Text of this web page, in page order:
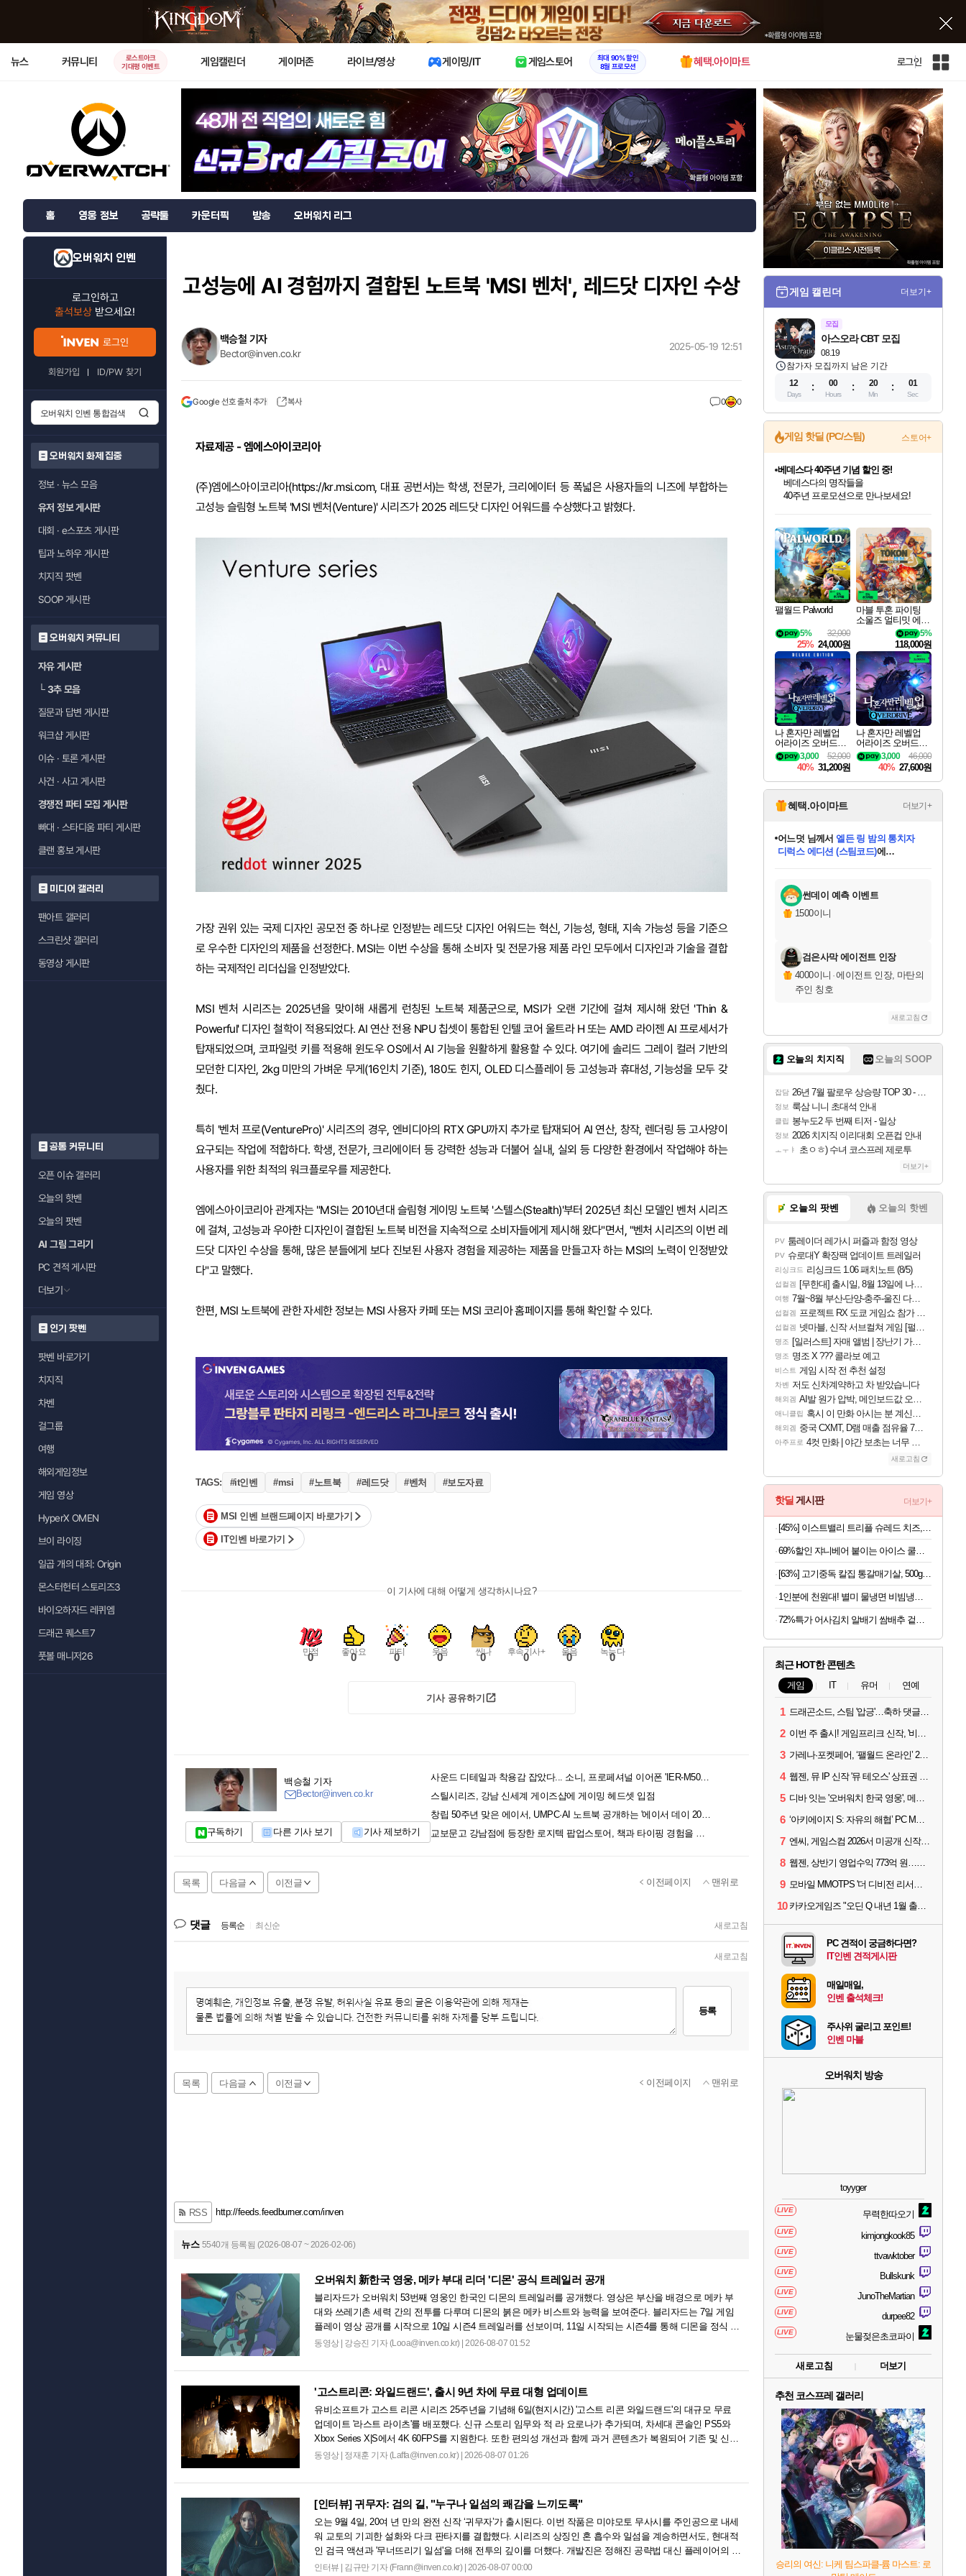
X
뉴스 커뮤니티
로스트아크
기대평 이벤트
게임캘린더 게이머존 라이브/영상 게이밍/IT 게임스토어
최대 90% 할인
8월 프로모션
혜택.아이마트 로그인
인
전
체
사
이
트
맵
홈 영웅 정보 공략툴 카운터픽 방송 오버워치 리그
오버워치 인벤
로그인하고
출석보상 받으세요!
로그인
회원가입 ID/PW 찾기
오버워치 화제 집중
정보 · 뉴스 모음
유저 정보 게시판
대회 · e스포츠 게시판
팁과 노하우 게시판
치지직 팟벤
SOOP 게시판
오버워치 커뮤니티
자유 게시판
└3추 모음
질문과 답변 게시판
워크샵 게시판
이슈 · 토론 게시판
사건 · 사고 게시판
경쟁전 파티 모집 게시판
빠대 · 스타디움 파티 게시판
클랜 홍보 게시판
미디어 갤러리
팬아트 갤러리
스크린샷 갤러리
동영상 게시판
공통 커뮤니티
오픈 이슈 갤러리
오늘의 핫벤
오늘의 팟벤
AI 그림 그리기
PC 견적 게시판
더보기
인기 팟벤
팟벤 바로가기
치지직
차벤
걸그룹
여행
해외게임정보
게임 영상
HyperX OMEN
브이 라이징
일곱 개의 대죄: Origin
몬스터헌터 스토리즈3
바이오하자드 레퀴엠
드래곤 퀘스트7
풋볼 매니저26
고성능에 AI 경험까지 결합된 노트북 'MSI 벤처', 레드닷 디자인 수상
백승철 기자
Bector@inven.co.kr
Google 선호 출처 추가 복사 0 0
2025-05-19 12:51
자료제공 - 엠에스아이코리아
(주)엠에스아이코리아(https://kr.msi.com, 대표 공번서)는 학생, 전문가, 크리에이터 등 폭넓은 사용자들의 니즈에 부합하는
고성능 슬림형 노트북 'MSI 벤처(Venture)' 시리즈가 2025 레드닷 디자인 어워드를 수상했다고 밝혔다.
가장 권위 있는 국제 디자인 공모전 중 하나로 인정받는 레드닷 디자인 어워드는 혁신, 기능성, 형태, 지속 가능성 등을 기준으
로 우수한 디자인의 제품을 선정한다. MSI는 이번 수상을 통해 소비자 및 전문가용 제품 라인 모두에서 디자인과 기술을 결합
하는 국제적인 리더십을 인정받았다.
MSI 벤처 시리즈는 2025년을 맞이해 새롭게 런칭된 노트북 제품군으로, MSI가 오랜 기간에 걸쳐 제시해 왔던 'Thin &
Powerful' 디자인 철학이 적용되었다. AI 연산 전용 NPU 칩셋이 통합된 인텔 코어 울트라 H 또는 AMD 라이젠 AI 프로세서가
탑재되었으며, 코파일럿 키를 적용해 윈도우 OS에서 AI 기능을 원활하게 활용할 수 있다. 여기에 솔리드 그레이 컬러 기반의
모던한 디자인, 2kg 미만의 가벼운 무게(16인치 기준), 180도 힌지, OLED 디스플레이 등 고성능과 휴대성, 기능성을 모두 갖
췄다.
특히 '벤처 프로(VenturePro)' 시리즈의 경우, 엔비디아의 RTX GPU까지 추가로 탑재되어 AI 연산, 창작, 렌더링 등 고사양이
요구되는 작업에 적합하다. 학생, 전문가, 크리에이터 등 강력한 성능과 더불어 실내, 실외 등 다양한 환경에서 작업해야 하는
사용자를 위한 최적의 워크플로우를 제공한다.
엠에스아이코리아 관계자는 "MSI는 2010년대 슬림형 게이밍 노트북 '스텔스(Stealth)'부터 2025년 최신 모델인 벤처 시리즈
에 걸쳐, 고성능과 우아한 디자인이 결합된 노트북 비전을 지속적으로 소비자들에게 제시해 왔다"면서, "벤처 시리즈의 이번 레
드닷 디자인 수상을 통해, 많은 분들에게 보다 진보된 사용자 경험을 제공하는 제품을 만들고자 하는 MSI의 노력이 인정받았
다"고 말했다.
한편, MSI 노트북에 관한 자세한 정보는 MSI 사용자 카페 또는 MSI 코리아 홈페이지를 통해 확인할 수 있다.
TAGS: #it인벤 #msi #노트북 #레드닷 #벤처 #보도자료
MSI 인벤 브랜드페이지 바로가기
IT인벤 바로가기
이 기사에 대해 어떻게 생각하시나요?
만점
0 좋아요
0 파티
0 웃음
0 씬나
0 후속기사+
0 울음
0 녹는다
0
기사 공유하기
백승철 기자
Bector@inven.co.kr
구독하기 다른 기사 보기 기사 제보하기
사운드 디테일과 착용감 잡았다... 소니, 프로페셔널 이어폰 'IER-M500' 공개
스틸시리즈, 강남 신세계 게이즈샵에 게이밍 헤드셋 입점
창립 50주년 맞은 에이서, UMPC·AI 노트북 공개하는 '에이서 데이 2026' 개최
교보문고 강남점에 등장한 로지텍 팝업스토어, 책과 타이핑 경험을 잇는다
목록 다음글 이전글 이전페이지 맨위로
댓글 등록순 최신순 새로고침
새로고침
등록
목록 다음글 이전글 이전페이지 맨위로
RSS http://feeds.feedburner.com/inven
뉴스 5540개 등록됨 (2026-08-07 ~ 2026-02-06)
오버워치 新한국 영웅, 메카 부대 리더 '디몬' 공식 트레일러 공개
블리자드가 오버워치 53번째 영웅인 한국인 디몬의 트레일러를 공개했다. 영상은 부산을 배경으로 메카 부
대와 쓰레기촌 세력 간의 전투를 다루며 디몬의 붉은 메카 비스트와 능력을 보여준다. 블리자드는 7일 게임
플레이 영상 공개를 시작으로 10일 시즌4 트레일러를 선보이며, 11일 시작되는 시즌4를 통해 디몬을 정식 출
시할 예정이다. 향후 메카 부대와 탈론의 대립이 본격화될 전망이다....
동영상 강승진 기자 (Looa@inven.co.kr) | 2026-08-07 01:52
'고스트리콘: 와일드랜드', 출시 9년 차에 무료 대형 업데이트
유비소프트가 고스트 리콘 시리즈 25주년을 기념해 6일(현지시간) '고스트 리콘 와일드랜드'의 대규모 무료
업데이트 '라스트 라이츠'를 배포했다. 신규 스토리 임무와 적 라 요로나가 추가되며, 차세대 콘솔인 PS5와
Xbox Series X|S에서 4K 60FPS를 지원한다. 또한 편의성 개선과 함께 과거 콘텐츠가 복원되어 기존 및 신규
이용자 모두에게 새로운 즐길 거리를 제공한다....
동영상 정재훈 기자 (Laffa@inven.co.kr) | 2026-08-07 01:26
[인터뷰]귀무자: 검의 길, "누구나 일섬의 쾌감을 느끼도록"
오는 9월 4일, 20여 년 만의 완전 신작 ‘귀무자’가 출시된다. 이번 작품은 미야모토 무사시를 주인공으로 내세
워 교토의 기괴한 설화와 다크 판타지를 결합했다. 시리즈의 상징인 혼 흡수와 일섬을 계승하면서도, 현대적
인 검극 액션과 '무너뜨리기 일섬'을 더해 전투의 깊이를 더했다. 개발진은 정해진 공략법 대신 플레이어의 선
택에 따른 사무라이 액션을 구현하고자 했으며, 실제 검술 전문가의 모션 캡처를 통해 리얼리티.....
인터뷰 김규만 기자 (Frann@inven.co.kr) | 2026-08-07 00:00
게임 캘린더 더보기+
모집
08.19
아스오라 CBT 모집
참가자 모집까지 남은 기간
12
Days
00
Hours
20
Min
00
Sec
게임 핫딜 (PC/스팀) 스토어+
최대 90% 할인가를 만나보세요!
네이버혜택과 함께 만나보세요!
50%할인&추가 적립까지!
이니&베니 혜택까지!
네이버 혜택가와 함께 예약하세요!
할인&네이버혜택으로 만나보세요!
네이버페이 혜택과 만나보세요!
베데스다 40주년 기념 할인 중!
베데스다의 명작들을
40주년 프로모션으로 만나보세요!
네이버 포인트 혜택까지!
할인가에 만나보세요!
일부 에디션 상시 할인!
혜택으로 예약 판매 중
편안하게 충전하세요
팰월드 Palworld
32,000
5%
25% 24,000원
마블 투혼 파이팅
소울즈 얼티밋 에디
션 예약구매 MARV
EL Tokon Fighting S
ouls Ultimate Edition
Pre-Purchase
5%
118,000원
나 혼자만 레벨업
어라이즈 오버드라
이브 디럭스 에디션
Solo Leveling Arise
Overdrive Deluxe Edi
tion
52,000
3,000
40% 31,200원
나 혼자만 레벨업
어라이즈 오버드라
이브 Solo Leveling A
rise
46,000
3,000
40% 27,600원
혜택.아이마트 더보기+
당첨되셨습니다.
당첨되셨습니다.
어느덧 님께서엘든 링 밤의 통치자
디럭스 에디션 (스팀코드)에
당첨되셨습니다.
에디션 (스팀코드)를 교환.
당첨되셨습니다.
당첨되셨습니다.
당첨되셨습니다.
당첨되셨습니다.
썬데이 예측 이벤트
1500이니
검은사막 에이전트 인장
4000이니 ·에이전트 인장, 마탄의
주인 칭호
새로고침
오늘의 치지직 오늘의 SOOP
잡담 26년 7월 팔로우 상승량 TOP 30 - 월간 치지직
정보 룩삼 니니 초대석 안내
클립 봉누도2 두 번째 티저 - 일상
정보 2026 치지직 이리대회 오픈컵 안내
ㅗㅜㅑ 초ㅇㅎ) 수녀 코스프레 제로투
더보기+
오늘의 팟벤 오늘의 핫벤
PV 툼레이더 레가시 퍼즐과 함정 영상
PV 슈로대Y 확장팩 업데이트 트레일러
리싱크드 리싱크드 1.06 패치노트 (8/5)
섭컬겜 [무한대] 출시일, 8월 13일에 나오나
여행 7월~8월 부산-단양-충주-울진 다녀왔어요~
섭컬겜 프로젝트 RX 도쿄 게임쇼 참가 결정
섭컬겜 넷마블, 신작 서브컬쳐 게임 [펄 인 블루] 티저 사이트 오픈
명조 [일러스트] 자매 앨범 | 장난기 가득한 오후의 공원 (리메이크판)
명조 명조 X ??? 콜라보 예고
비스트 게임 시작 전 추천 설정
차벤 저도 신차계약하고 차 받았습니다
해외겜 AI발 원가 압박, 메인보드값 오르나
애니클립 혹시 이 만화 아시는 분 계신가요
해외겜 중국 CXMT, D램 매출 점유율 7%…글로벌 4위로 부상
아주프로 4컷 만화 | 야간 보초는 너무 힘들어
새로고침
핫딜 게시판 더보기+
[63%] 고기중독 칼집 통갈매기살, 500g, 2팩
72%특가 어사김치 알배기 쌈배추 겉절이, 2kg, 1개
최근 HOT한 콘텐츠
게임 IT 유머 연예
1 드래곤소드, 스팀 '압긍'…축하 댓글 달고 게임 코드 받자!
2 이번 주 출시! 게임프리크 신작, '비스트 오브 리인카네이션'
3 가레나·포켓페어, ‘팰월드 온라인’ 2026년 출시 예고
4 웹젠, 뮤 IP 신작 '뮤 테오스' 상표권 출원
5 디바 잇는 '오버워치 한국 영웅', 메카 파일럿 디몬 나온다
6 ‘아키에이지 S: 자유의 해협’ PC MMORPG로 개발한다
7 엔씨, 게임스컴 2026서 미공개 신작 최초 공개
8 웹젠, 상반기 영업수익 773억 원…순이익 89% 증가
9 모바일 MMOTPS '더 디비전 리서전스', 6일 스팀에도 출시
10 카카오게임즈 "오딘 Q 내년 1월 출시, 연기는 없다"
PC 견적이 궁금하다면?
IT인벤 견적게시판
매일매일,
인벤 출석체크!
주사위 굴리고 포인트!
인벤 마블
오버워치 방송
toyyger
LIVE 무력한따오기
LIVE kimjongkook85
LIVE ttvawktober
LIVE Bullskunk
LIVE JunoTheMartian
LIVE durpee82
LIVE 눈물젖은초코파이
새로고침 더보기
추천 코스프레 갤러리
승리의 여신: 니케 팀스파클-륨 마스트: 로